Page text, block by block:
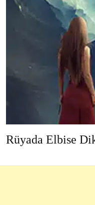
Rüyada Elbise